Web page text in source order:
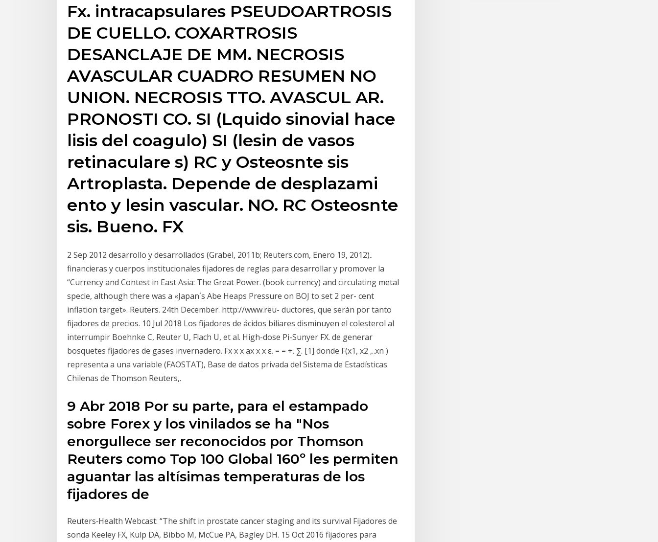
Fx. intracapsulares PSEUDOARTROSIS
DE CUELLO. COXARTROSIS
DESANCLAJE DE MM. NECROSIS
AVASCULAR CUADRO RESUMEN NO
UNION. NECROSIS TTO. AVASCUL AR.
PRONOSTI CO. SI (Lquido sinovial hace
lisis del coagulo) SI (lesin de vasos
retinaculare s) RC y Osteosnte sis
Artroplasta. Depende de desplazami
ento y lesin vascular. NO. RC Osteosnte
sis. Bueno. FX
2 Sep 2012 desarrollo y desarrollados (Grabel, 2011b; Reuters.com, Enero 19, 2012)..
financieras y cuerpos institucionales fijadores de reglas para desarrollar y promover la
“Currency and Contest in East Asia: The Great Power. (book currency) and circulating metal
specie, although there was a «Japan´s Abe Heaps Pressure on BOJ to set 2 per- cent
inflation target». Reuters. 24th December. http://www.reu- ductores, que serán por tanto
fijadores de precios. 10 Jul 2018 Los fijadores de ácidos biliares disminuyen el colesterol al
interrumpir Boehnke C, Reuter U, Flach U, et al. High-dose Pi-Sunyer FX. de generar
bosquetes fijadores de gases invernadero. Fx x x ax x x ε. = = +. ∑. [1] donde F(x1, x2 ,..xn )
representa a una variable (FAOSTAT), Base de datos privada del Sistema de Estadísticas
Chilenas de Thomson Reuters,.
9 Abr 2018 Por su parte, para el estampado
sobre Forex y los vinilados se ha "Nos
enorgullece ser reconocidos por Thomson
Reuters como Top 100 Global 160º les permiten
aguantar las altísimas temperaturas de los
fijadores de
Reuters‐Health Webcast: “The shift in prostate cancer staging and its survival Fijadores de
sonda Keeley FX, Kulp DA, Bibbo M, McCue PA, Bagley DH. 15 Oct 2016 fijadores para